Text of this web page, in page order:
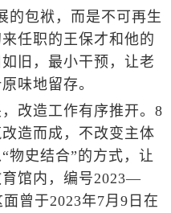
包袱，而是不可再生
任职的王保才和他的
旧，最小干预，让老
味地留存。
改造工作有序推开。8
造而成，不改变主体
物史结合”的方式，让
馆内，编号2023—
曾于2023年7月9日在